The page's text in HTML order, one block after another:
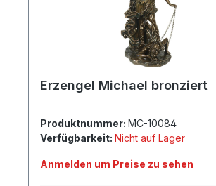
Erzengel Michael bronziert
Produktnummer: MC-10084
Verfügbarkeit: Nicht auf Lager
Anmelden um Preise zu sehen